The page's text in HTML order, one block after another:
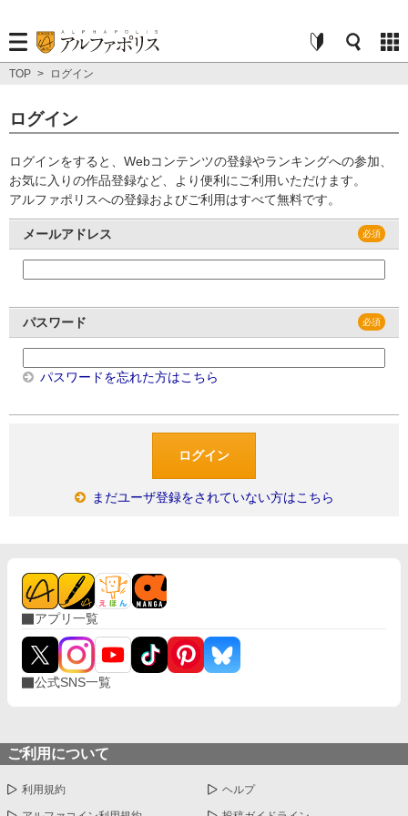
TOP > ログイン
ログイン
ログインをすると、Webコンテンツの登録やランキングへの参加、
お気に入りの作品登録など、より便利にご利用いただけます。
アルファポリスへの登録およびご利用はすべて無料です。
メールアドレス
パスワード
パスワードを忘れた方はこちら
まだユーザ登録をされていない方はこちら
アプリ一覧
公式SNS一覧
ご利用について
利用規約 ヘルプ